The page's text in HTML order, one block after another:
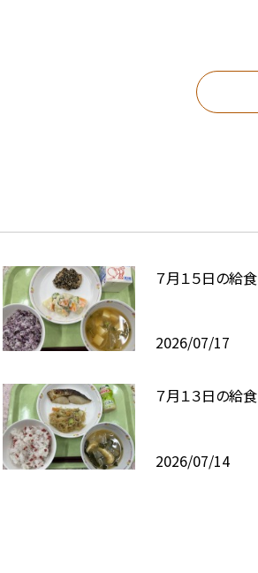
７月１５日の給食
2026/07/17
７月１３日の給食
2026/07/14